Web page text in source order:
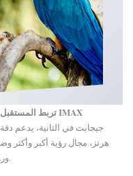
شاشة عملاقة 8K، تربط المستقبلتجربة بصرية على مستوى IMAX
ورؤية جديدة، وتجربة جديدة تمامًا لجودة الصورة.